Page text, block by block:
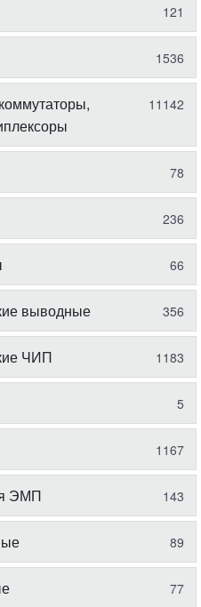
121
1536
11142
78
236
66
выводные 356
ЧИП 1183
5
1167
ЭМП 143
89
77